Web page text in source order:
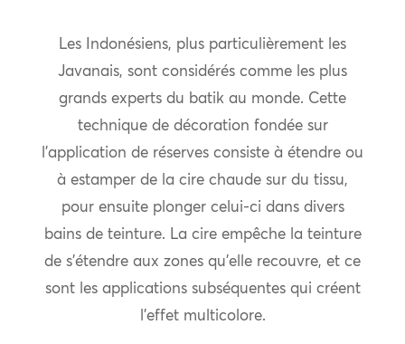
Les Indonésiens, plus particulièrement les
Javanais, sont considérés comme les plus
grands experts du batik au monde. Cette
technique de décoration fondée sur
l’application de réserves consiste à étendre ou
à estamper de la cire chaude sur du tissu,
pour ensuite plonger celui-ci dans divers
bains de teinture. La cire empêche la teinture
de s’étendre aux zones qu’elle recouvre, et ce
sont les applications subséquentes qui créent
l’effet multicolore.